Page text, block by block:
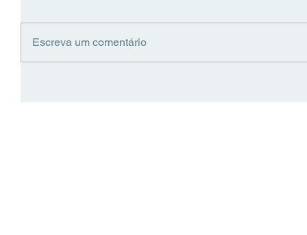
Escreva um comentário